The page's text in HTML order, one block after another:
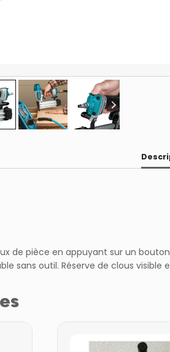
de pièce en appuyant sur un
sans outil. Réserve de clous